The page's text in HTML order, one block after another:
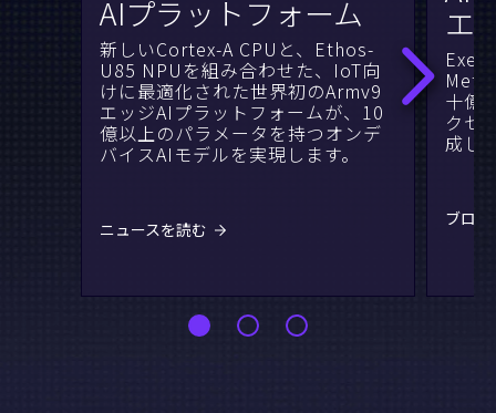
AIプラットフォーム
新しいCortex-A CPUと、Ethos-
U85 NPUを組み合わせた、IoT向
けに最適化された世界初のArmv9
エッジAIプラットフォームが、10
億以上のパラメータを持つオンデ
バイスAIモデルを実現します。
ニュースを読む
エ
Meta
十億
クセ
成し
ブロ